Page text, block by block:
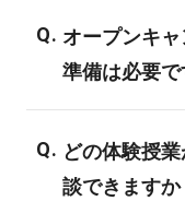
から就職し
お話させてい
ページをご
たいという
く、専門のス
の詳しい仕
与などにつ
す。お気軽に
オープンキ
準備は必要で
結構です。
用具のみご持
どの体験授
談できますか